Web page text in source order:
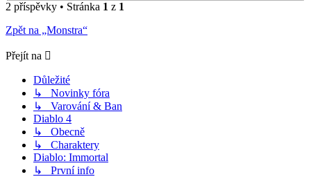
2 příspěvky • Stránka 1 z 1
Zpět na „Monstra“
Přejít na
Důležité
↳ Novinky fóra
↳ Varování & Ban
Diablo 4
↳ Obecně
↳ Charaktery
Diablo: Immortal
↳ První info